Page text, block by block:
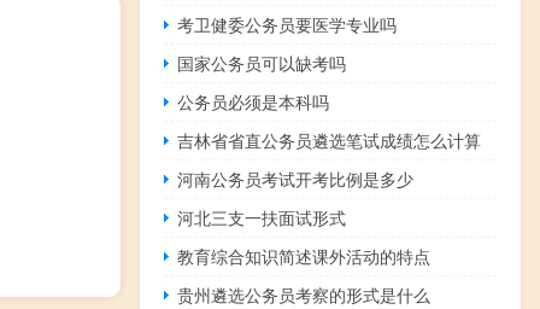
考卫健委公务员要医学专业吗
国家公务员可以缺考吗
公务员必须是本科吗
吉林省省直公务员遴选笔试成绩怎么计算
河南公务员考试开考比例是多少
河北三支一扶面试形式
教育综合知识简述课外活动的特点
贵州遴选公务员考察的形式是什么